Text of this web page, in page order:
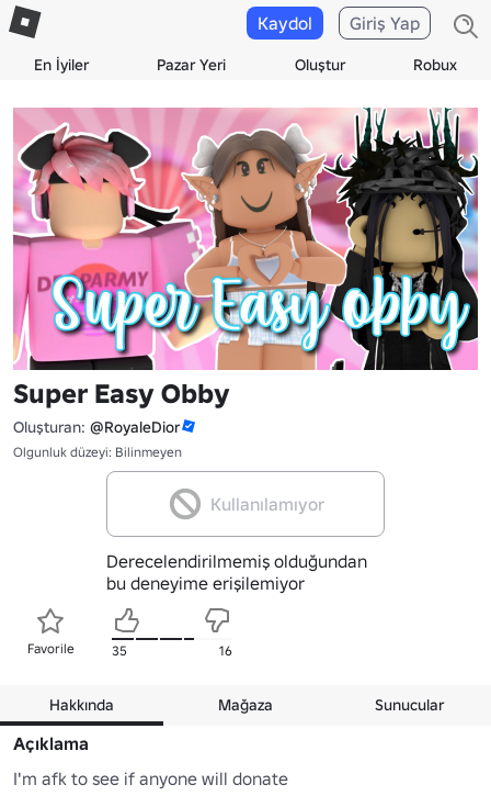
En İyiler Pazar Yeri Oluştur Robux
Kaydol Giriş Yap
Super Easy Obby
Oluşturan: @RoyaleDior
Olgunluk düzeyi: Bilinmeyen
Kullanılamıyor
Derecelendirilmemiş olduğundan
bu deneyime erişilemiyor
Favorile 35 16
Hakkında Mağaza Sunucular
Açıklama
I'm afk to see if anyone will donate